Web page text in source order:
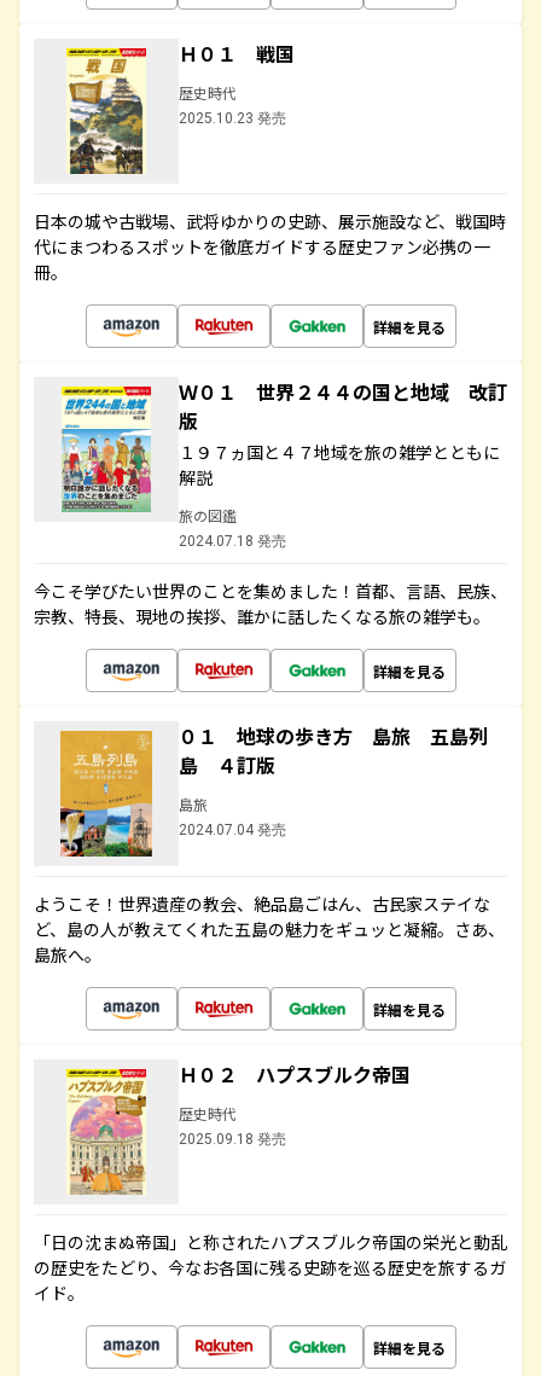
Ｈ０１ 戦国
歴史時代
2025.10.23 発売
日本の城や古戦場、武将ゆかりの史跡、展示施設など、戦国時
代にまつわるスポットを徹底ガイドする歴史ファン必携の一
冊。
詳細を見る
Ｗ０１ 世界２４４の国と地域 改訂
版
１９７ヵ国と４７地域を旅の雑学とともに
解説
旅の図鑑
2024.07.18 発売
今こそ学びたい世界のことを集めました！首都、言語、民族、
宗教、特長、現地の挨拶、誰かに話したくなる旅の雑学も。
詳細を見る
０１ 地球の歩き方 島旅 五島列
島 ４訂版
島旅
2024.07.04 発売
ようこそ！世界遺産の教会、絶品島ごはん、古民家ステイな
ど、島の人が教えてくれた五島の魅力をギュッと凝縮。さあ、
島旅へ。
詳細を見る
Ｈ０２ ハプスブルク帝国
歴史時代
2025.09.18 発売
「日の沈まぬ帝国」と称されたハプスブルク帝国の栄光と動乱
の歴史をたどり、今なお各国に残る史跡を巡る歴史を旅するガ
イド。
詳細を見る